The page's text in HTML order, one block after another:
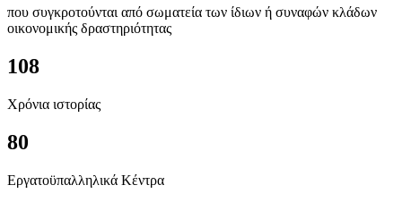
που συγκροτούνται από σωματεία των ίδιων ή συναφών κλάδων
οικονομικής δραστηριότητας
108
Χρόνια ιστορίας
80
Εργατοϋπαλληλικά Κέντρα